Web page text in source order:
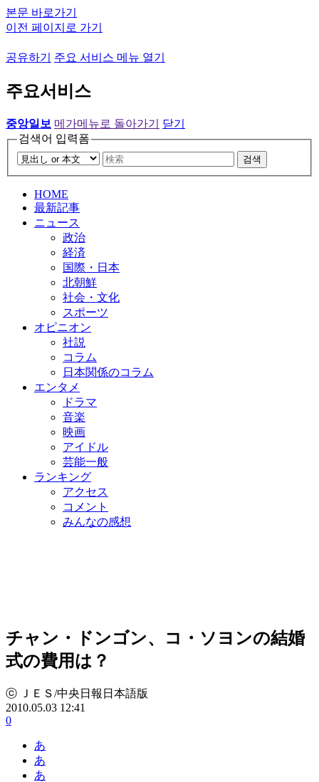
본문 바로가기
이전 페이지로 가기
공유하기 주요 서비스 메뉴 열기
주요서비스
중앙일보 메가메뉴로 돌아가기
닫기
검색어 입력폼
검색
HOME
最新記事
ニュース
政治
経済
国際・日本
北朝鮮
社会・文化
スポーツ
オピニオン
社説
コラム
日本関係のコラム
エンタメ
ドラマ
音楽
映画
アイドル
芸能一般
ランキング
アクセス
コメント
みんなの感想
チャン・ドンゴン、コ・ソヨンの結婚
式の費用は？
ⓒ ＪＥＳ/中央日報日本語版
2010.05.03 12:41
0
あ
あ
あ